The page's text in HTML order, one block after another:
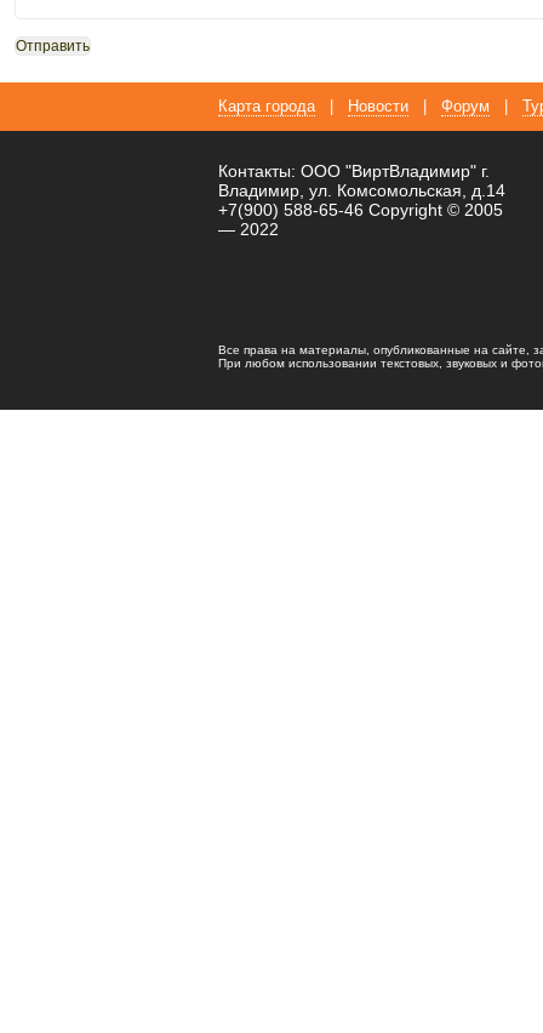
Карта города Новости Форум
Контакты: ООО "ВиртВладимир" г.
Владимир, ул. Комсомольская, д.14
+7(900) 588-65-46 Copyright © 2005
— 2022
Все права на материалы, опубликованные на сайте,
При любом использовании текстовых, звуковых и